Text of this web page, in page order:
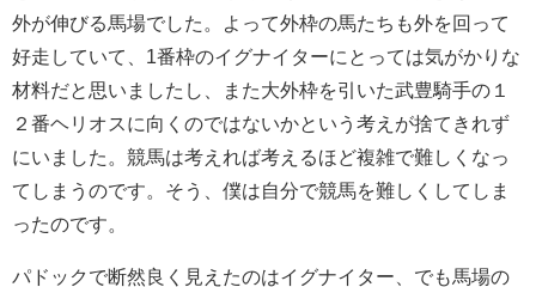
外が伸びる馬場でした。よって外枠の馬たちも外を回って
好走していて、1番枠のイグナイターにとっては気がかりな
材料だと思いましたし、また大外枠を引いた武豊騎手の１
２番ヘリオスに向くのではないかという考えが捨てきれず
にいました。競馬は考えれば考えるほど複雑で難しくなっ
てしまうのです。そう、僕は自分で競馬を難しくしてしま
ったのです。
パドックで断然良く見えたのはイグナイター、でも馬場の